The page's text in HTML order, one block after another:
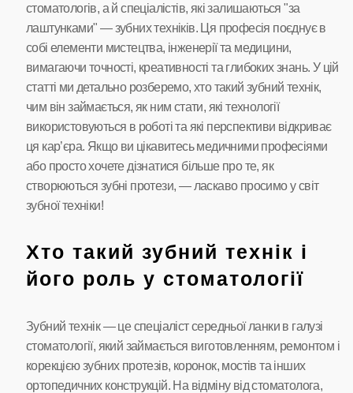
стоматологів, а й спеціалістів, які залишаються "за
лаштунками" — зубних техніків. Ця професія поєднує в
собі елементи мистецтва, інженерії та медицини,
вимагаючи точності, креативності та глибоких знань. У цій
статті ми детально розберемо, хто такий зубний технік,
чим він займається, як ним стати, які технології
використовуються в роботі та які перспективи відкриває
ця кар’єра. Якщо ви цікавитесь медичними професіями
або просто хочете дізнатися більше про те, як
створюються зубні протези, — ласкаво просимо у світ
зубної техніки!
Хто такий зубний технік і
його роль у стоматології
Зубний технік — це спеціаліст середньої ланки в галузі
стоматології, який займається виготовленням, ремонтом і
корекцією зубних протезів, коронок, мостів та інших
ортопедичних конструкцій. На відміну від стоматолога,